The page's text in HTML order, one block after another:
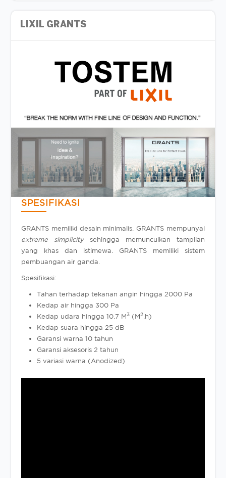
LIXIL GRANTS
SPESIFIKASI
GRANTS memiliki desain minimalis. GRANTS mempunyai
extreme simplicitysehingga memunculkan tampilan
yang khas dan istimewa. GRANTS memiliki sistem
pembuangan air ganda.
Spesifikasi:
Tahan terhadap tekanan angin hingga 2000 Pa
Kedap air hingga 300 Pa
Kedap udara hingga 10.7 M3 (M2 .h)
Kedap suara hingga 25 dB
Garansi warna 10 tahun
Garansi aksesoris 2 tahun
5 variasi warna (Anodized)